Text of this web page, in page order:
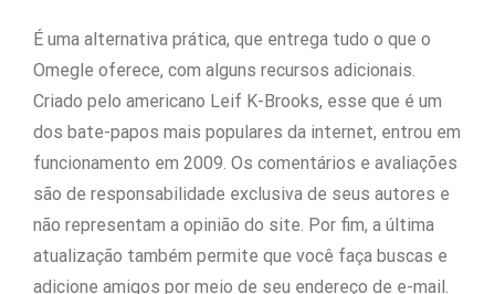
É uma alternativa prática, que entrega tudo o que o
Omegle oferece, com alguns recursos adicionais.
Criado pelo americano Leif K-Brooks, esse que é um
dos bate-papos mais populares da internet, entrou em
funcionamento em 2009. Os comentários e avaliações
são de responsabilidade exclusiva de seus autores e
não representam a opinião do site. Por fim, a última
atualização também permite que você faça buscas e
adicione amigos por meio de seu endereço de e-mail.